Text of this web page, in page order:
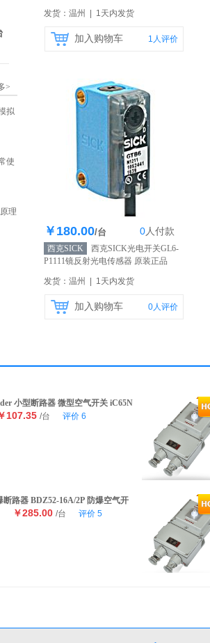
发货：温州 | 1天内发货
加入购物车 1 人评价
库存200个
￥180.00/台 0人付款
西克SICK
西克SICK光电开关GL6-
P1111镜反射光电传感器 原装正品
发货：温州 | 1天内发货
加入购物车 0人评价
>
拟
使
理
小型断路器 微型空气开关 iC65N
107.35 /台 评价 6
断路器 BDZ52-16A/2P 防爆空气开
￥285.00 /台 评价 5